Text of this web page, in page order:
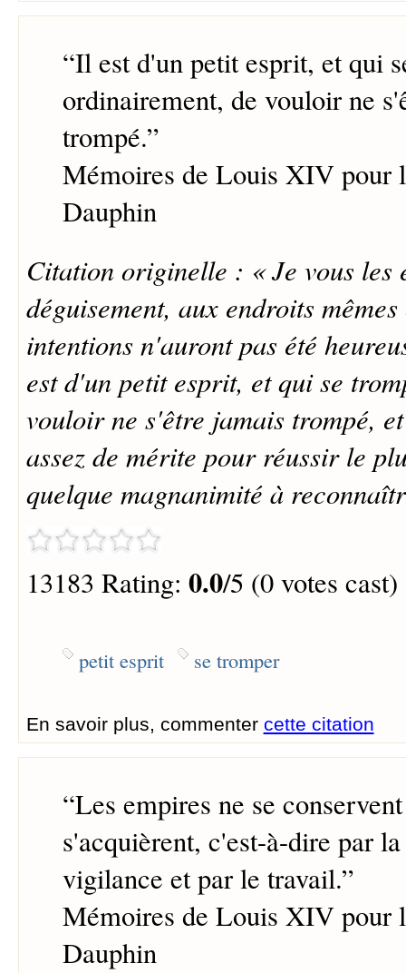
“Il est d'un petit esprit, et qui
ordinairement, de vouloir ne
trompé.”
Mémoires de Louis XIV pour
Dauphin
Citation originelle : « Je vous les
déguisement, aux endroits
intentions n'auront pas été
est d'un petit esprit, et qui se
vouloir ne s'être jamais trompé,
assez de mérite pour réussir le
quelque magnanimité à
13183 Rating: 0.0/5 (0 votes cast)
petit esprit se tromper
En savoir plus, commenter cette citation
“Les empires ne se
s'acquièrent, c'est-à-dire par
vigilance et par le travail.”
Mémoires de Louis XIV pour
Dauphin